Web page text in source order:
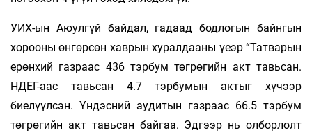
УИХ-ын Аюулгүй байдал, гадаад бодлогын байнгын
хорооны өнгөрсөн хаврын хуралдааны үеэр “Татварын
ерөнхий газраас 436 тэрбум төгрөгийн акт тавьсан.
НДЕГ-аас тавьсан 4.7 тэрбумын актыг хүчээр
биелүүлсэн. Үндэсний аудитын газраас 66.5 тэрбум
төгрөгийн акт тавьсан байгаа. Эдгээр нь олборлолт